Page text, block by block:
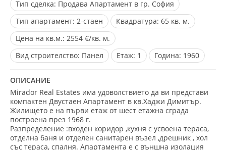
Тип сделка: Продава Апартамент в гр. София
Тип апартамент: 2-стаен Квадратура: 65 кв. м.
Цена на кв.м.: 2554 €/кв. м.
Вид строителство: Панел Eтаж: 1 Година: 1960
ОПИСАНИЕ
Mirador Real Estates има удоволствието да ви представи
компактен Двустаен Апартамент в кв.Хаджи Димитър.
Жилището е на първи етаж от шест етажна сграда
построена през 1968 г.
Разпределение :входен коридор ,кухня с усвоена тераса,
отделна баня и отделен санитарен възел ,дрешник , хол
със тераса, спалня. Апартамента е с външна изолация